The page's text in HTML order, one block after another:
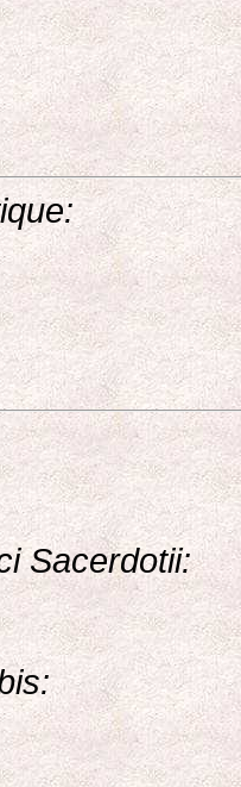
Sacerdotii: